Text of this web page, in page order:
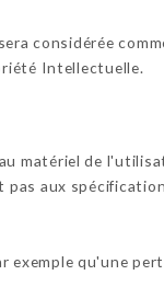
considérée
Intellectuelle.
matériel de
aux
qu'une